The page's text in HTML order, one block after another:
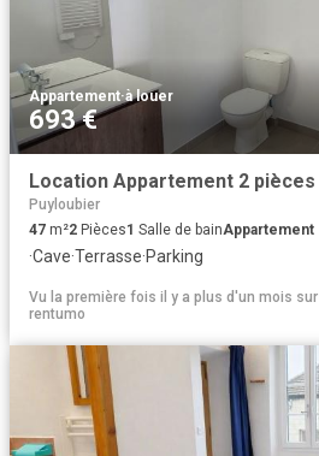
Appartement·à louer
693 €
Puyloubier
47 m²2 Pièces1 Salle de bainAppartement
·Cave·Terrasse·Parking
Vu la première fois il y a plus d'un mois sur
rentumo